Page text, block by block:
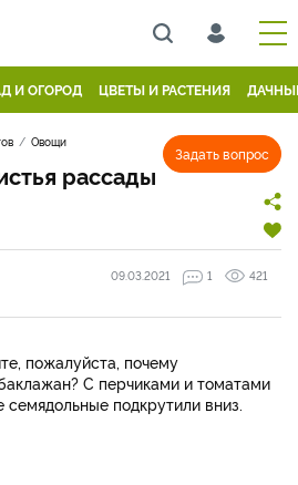
И ОГОРОД ЦВЕТЫ И РАСТЕНИЯ
Задать вопрос
Овощи
рассады
09.03.2021 1 421
пожалуйста, почему
С перчиками и томатами
подкрутили вниз.